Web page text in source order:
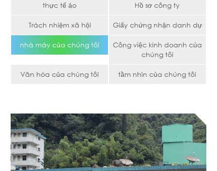
thực tế ảo Hồ sơ công ty
Trách nhiệm xã hội Giấy chứng nhận danh dự
nhà máy của chúng tôi
Công việc kinh doanh của
chúng tôi
Văn hóa của chúng tôi tầm nhìn của chúng tôi